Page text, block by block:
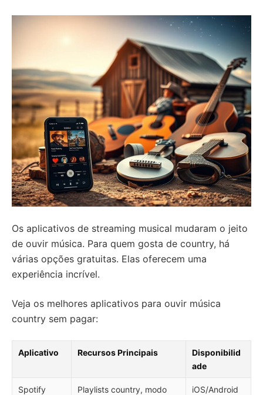
Os aplicativos de streaming musical mudaram o jeito
de ouvir música. Para quem gosta de country, há
várias opções gratuitas. Elas oferecem uma
experiência incrível.
Veja os melhores aplicativos para ouvir música
country sem pagar:
Aplicativo Recursos Principais
Disponibilid
ade
Spotify
Playlists country, modo
iOS/Android